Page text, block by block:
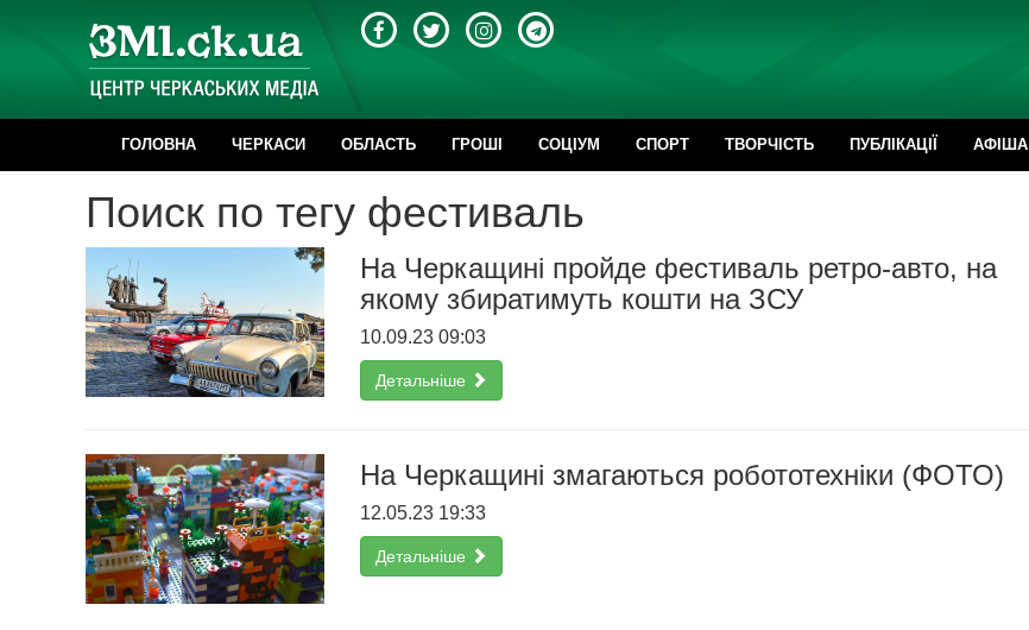
ГОЛОВНА ЧЕРКАСИ ОБЛАСТЬ ГРОШІ CОЦІУМ СПОРТ ТВОРЧІСТЬ ПУБЛІКАЦІЇ АФІША
Поиск по тегу фестиваль
На Черкащині пройде фестиваль ретро-авто, на
якому збиратимуть кошти на ЗСУ
10.09.23 09:03
Детальніше
На Черкащині змагаються робототехніки (ФОТО)
12.05.23 19:33
Детальніше